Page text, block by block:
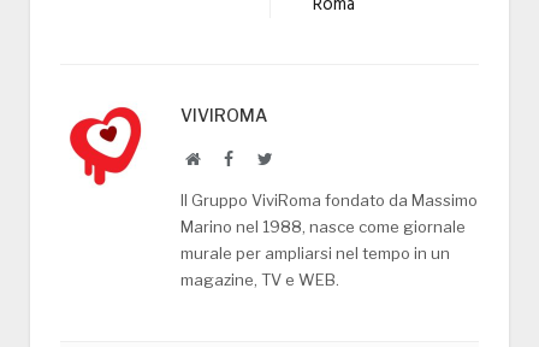
VIVIROMA
WebsiteFacebookTwitter
Il Gruppo ViviRoma fondato da Massimo
Marino nel 1988, nasce come giornale
murale per ampliarsi nel tempo in un
magazine, TV e WEB.